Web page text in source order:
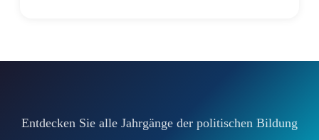
Entdecken Sie alle Jahrgänge der politischen Bildung